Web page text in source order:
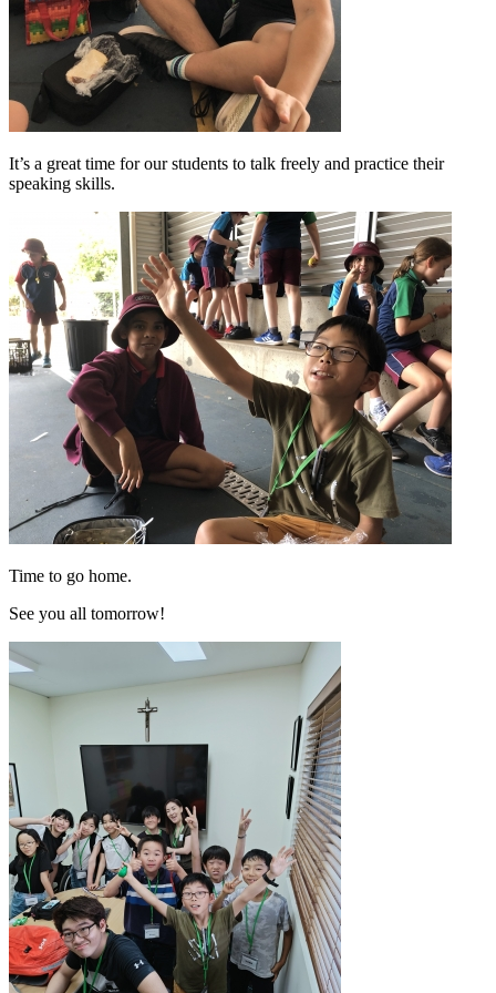
It’s a great time for our students to talk freely and practice their
speaking skills.
Time to go home.
See you all tomorrow!